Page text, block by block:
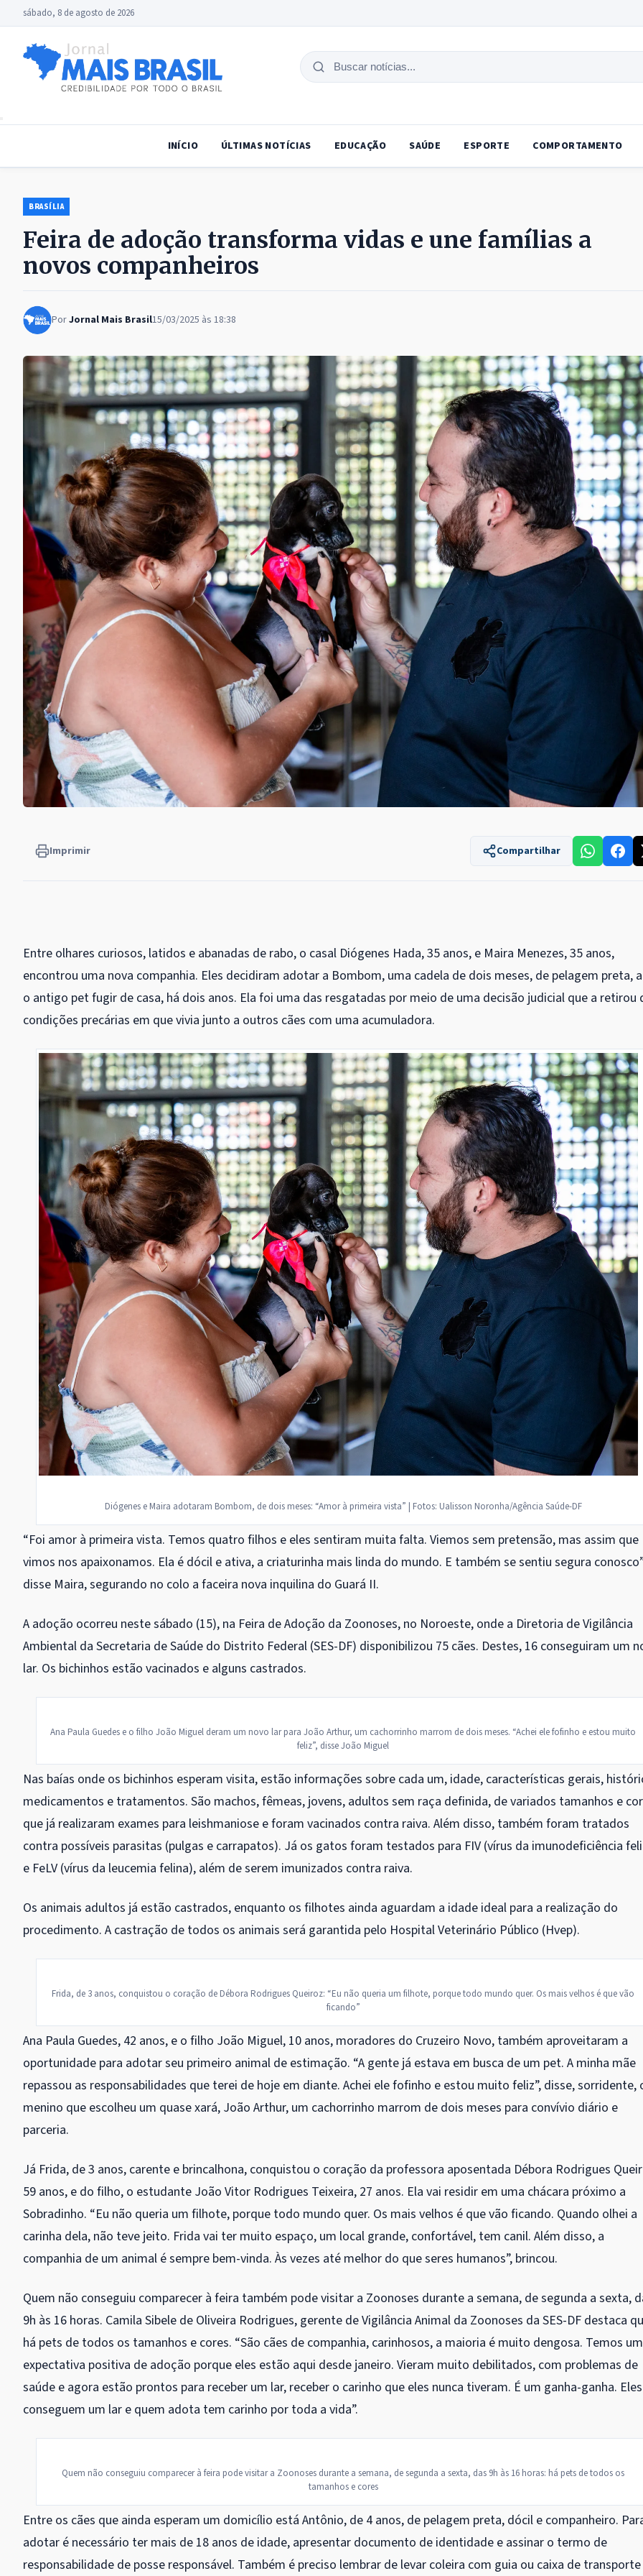
sábado, 8 de agosto de 2026
Buscar
INÍCIO ÚLTIMAS NOTÍCIAS EDUCAÇÃO SAÚDE ESPORTE COMPORTAMENTO
BRASÍLIA
Feira de adoção transforma vidas e une famílias a
novos companheiros
PorJornal Mais Brasil15/03/2025 às 18:38
Imprimir Compartilhar
Entre olhares curiosos, latidos e abanadas de rabo, o casal Diógenes Hada, 35 anos, e Maira Menezes, 35 anos,
encontrou uma nova companhia. Eles decidiram adotar a Bombom, uma cadela de dois meses, de pelagem preta,
o antigo pet fugir de casa, há dois anos. Ela foi uma das resgatadas por meio de uma decisão judicial que a retirou
condições precárias em que vivia junto a outros cães com uma acumuladora.
Diógenes e Maira adotaram Bombom, de dois meses: “Amor à primeira vista” | Fotos: Ualisson Noronha/Agência Saúde-DF
“Foi amor à primeira vista. Temos quatro filhos e eles sentiram muita falta. Viemos sem pretensão, mas assim que
vimos nos apaixonamos. Ela é dócil e ativa, a criaturinha mais linda do mundo. E também se sentiu segura
disse Maira, segurando no colo a faceira nova inquilina do Guará II.
A adoção ocorreu neste sábado (15), na Feira de Adoção da Zoonoses, no Noroeste, onde a Diretoria de Vigilância
Ambiental da Secretaria de Saúde do Distrito Federal (SES-DF) disponibilizou 75 cães. Destes, 16 conseguiram um
lar. Os bichinhos estão vacinados e alguns castrados.
Ana Paula Guedes e o filho João Miguel deram um novo lar para João Arthur, um cachorrinho marrom de dois meses. “Achei ele fofinho e estou muito
feliz”, disse João Miguel
Nas baías onde os bichinhos esperam visita, estão informações sobre cada um, idade, características gerais,
medicamentos e tratamentos. São machos, fêmeas, jovens, adultos sem raça definida, de variados tamanhos e
que já realizaram exames para leishmaniose e foram vacinados contra raiva. Além disso, também foram tratados
contra possíveis parasitas (pulgas e carrapatos). Já os gatos foram testados para FIV (vírus da imunodeficiência
e FeLV (vírus da leucemia felina), além de serem imunizados contra raiva.
Os animais adultos já estão castrados, enquanto os filhotes ainda aguardam a idade ideal para a realização do
procedimento. A castração de todos os animais será garantida pelo Hospital Veterinário Público (Hvep).
Frida, de 3 anos, conquistou o coração de Débora Rodrigues Queiroz: “Eu não queria um filhote, porque todo mundo quer. Os mais velhos é que vão
ficando”
Ana Paula Guedes, 42 anos, e o filho João Miguel, 10 anos, moradores do Cruzeiro Novo, também aproveitaram a
oportunidade para adotar seu primeiro animal de estimação. “A gente já estava em busca de um pet. A minha mãe
repassou as responsabilidades que terei de hoje em diante. Achei ele fofinho e estou muito feliz”, disse, sorridente,
menino que escolheu um quase xará, João Arthur, um cachorrinho marrom de dois meses para convívio diário e
parceria.
Já Frida, de 3 anos, carente e brincalhona, conquistou o coração da professora aposentada Débora Rodrigues
59 anos, e do filho, o estudante João Vitor Rodrigues Teixeira, 27 anos. Ela vai residir em uma chácara próximo a
Sobradinho. “Eu não queria um filhote, porque todo mundo quer. Os mais velhos é que vão ficando. Quando olhei a
carinha dela, não teve jeito. Frida vai ter muito espaço, um local grande, confortável, tem canil. Além disso, a
companhia de um animal é sempre bem-vinda. Às vezes até melhor do que seres humanos”, brincou.
Quem não conseguiu comparecer à feira também pode visitar a Zoonoses durante a semana, de segunda a sexta,
9h às 16 horas. Camila Sibele de Oliveira Rodrigues, gerente de Vigilância Animal da Zoonoses da SES-DF destaca
há pets de todos os tamanhos e cores. “São cães de companhia, carinhosos, a maioria é muito dengosa. Temos
expectativa positiva de adoção porque eles estão aqui desde janeiro. Vieram muito debilitados, com problemas de
saúde e agora estão prontos para receber um lar, receber o carinho que eles nunca tiveram. É um ganha-ganha. Eles
conseguem um lar e quem adota tem carinho por toda a vida”.
Quem não conseguiu comparecer à feira pode visitar a Zoonoses durante a semana, de segunda a sexta, das 9h às 16 horas: há pets de todos os
tamanhos e cores
Entre os cães que ainda esperam um domicílio está Antônio, de 4 anos, de pelagem preta, dócil e companheiro.
adotar é necessário ter mais de 18 anos de idade, apresentar documento de identidade e assinar o termo de
responsabilidade de posse responsável. Também é preciso lembrar de levar coleira com guia ou caixa de transporte